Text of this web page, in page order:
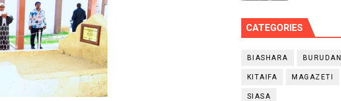
CATEGORIES
BIASHARA BURUDANI
KITAIFA MAGAZETI
SIASA